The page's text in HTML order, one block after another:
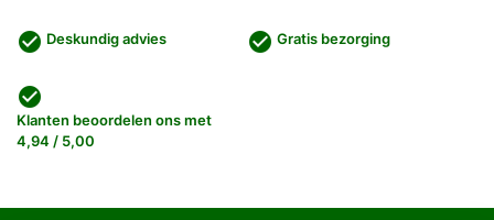
check_circle Deskundig advies check_circle Gratis bezorging
check_circle
Klanten beoordelen ons met
4,94 / 5,00